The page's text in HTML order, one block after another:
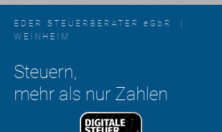
EDER STEUERBERATER eGbR |
WEINHEIM
Steuern,
mehr als nur Zahlen